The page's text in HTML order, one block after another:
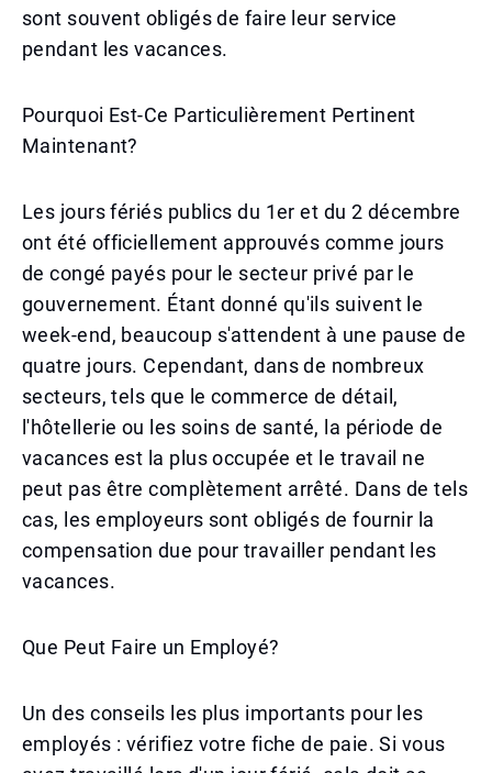
sont souvent obligés de faire leur service
pendant les vacances.
Pourquoi Est-Ce Particulièrement Pertinent
Maintenant?
Les jours fériés publics du 1er et du 2 décembre
ont été officiellement approuvés comme jours
de congé payés pour le secteur privé par le
gouvernement. Étant donné qu'ils suivent le
week-end, beaucoup s'attendent à une pause de
quatre jours. Cependant, dans de nombreux
secteurs, tels que le commerce de détail,
l'hôtellerie ou les soins de santé, la période de
vacances est la plus occupée et le travail ne
peut pas être complètement arrêté. Dans de tels
cas, les employeurs sont obligés de fournir la
compensation due pour travailler pendant les
vacances.
Que Peut Faire un Employé?
Un des conseils les plus importants pour les
employés : vérifiez votre fiche de paie. Si vous